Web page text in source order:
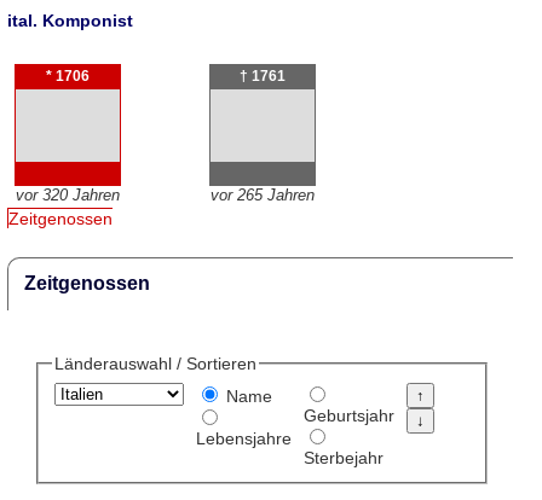
ital. Komponist
* 1706
vor 320 Jahren
† 1761
vor 265 Jahren
Zeitgenossen
Zeitgenossen
Länderauswahl / Sortieren
Name
Lebensjahre
Geburtsjahr
Sterbejahr